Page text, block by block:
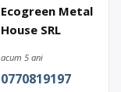
Ecogreen Metal
House SRL
acum 5 ani
0770819197